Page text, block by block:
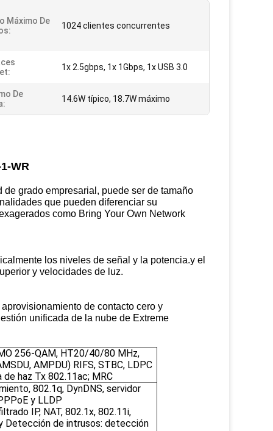
Máximo De
1024 clientes concurrentes
1x 2.5gbps, 1x 1Gbps, 1x USB 3.0
De
14.6W típico, 18.7W máximo
WR
grado empresarial, puede ser de tamaño
que pueden diferenciar su
como Bring Your Own Network
los niveles de señal y la potencia.y el
y velocidades de luz.
de contacto cero y
unificada de la nube de Extreme
256-QAM, HT20/40/80 MHz,
AMPDU) RIFS, STBC, LDPC
haz Tx 802.11ac; MRC
802.1q, DynDNS, servidor
y LLDP
IP, NAT, 802.1x, 802.11i,
Detección de intrusos: detección